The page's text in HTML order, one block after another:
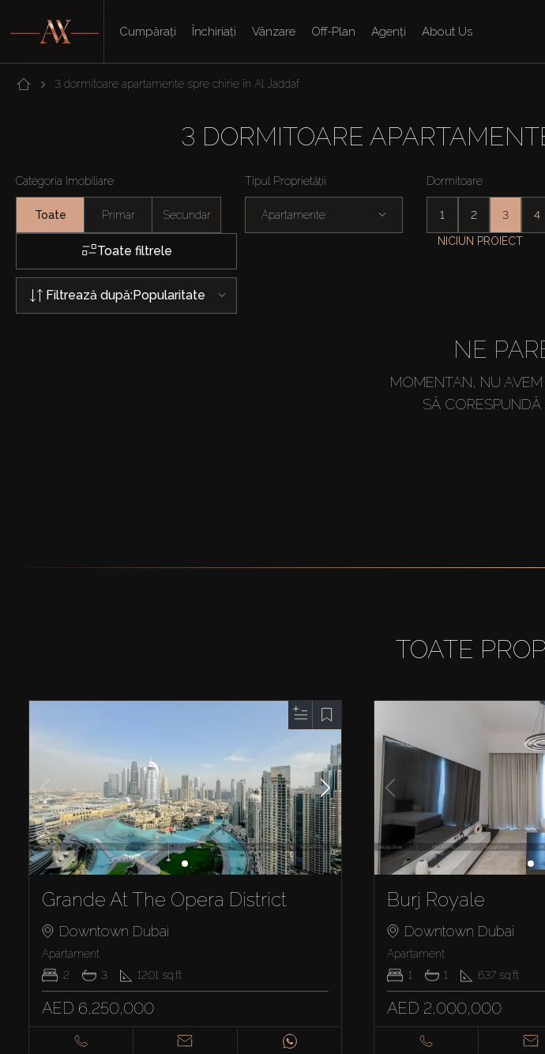
Cumpărați Închiriați Vânzare Off-Plan Agenți About Us
3 dormitoare apartamente spre chirie în Al Jaddaf
3 DORMITOARE
Categoria Imobiliare
Toate Primar Secundar
Tipul Proprietății
Apartamente
Dormitoare
1 2 3 4
Toate filtrele
NICIUN PROIECT
Filtrează după:Popularitate
NE
MOMENTAN, NU AVEM
SĂ
TOATE
Grande At The Opera District
Downtown Dubai
Apartament
2
3 1201 sq.ft
AED 6,250,000
Burj Royale
Downtown Dubai
Apartament
1
1 637 sq.ft
AED 2,000,000